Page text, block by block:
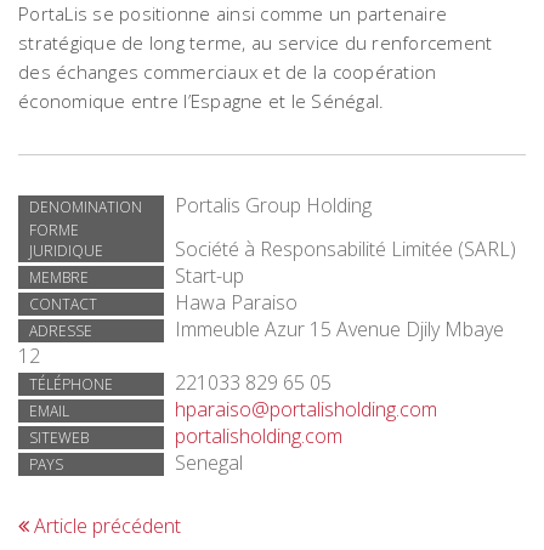
PortaLis se positionne ainsi comme un partenaire
stratégique de long terme, au service du renforcement
des échanges commerciaux et de la coopération
économique entre l’Espagne et le Sénégal.
DENOMINATION Portalis Group Holding
FORME
JURIDIQUE
Société à Responsabilité Limitée (SARL)
MEMBRE Start-up
CONTACT Hawa Paraiso
ADRESSE
Immeuble Azur 15 Avenue Djily Mbaye
12
TÉLÉPHONE 221033 829 65 05
EMAIL hparaiso@portalisholding.com
SITEWEB portalisholding.com
PAYS Senegal
Article précédent